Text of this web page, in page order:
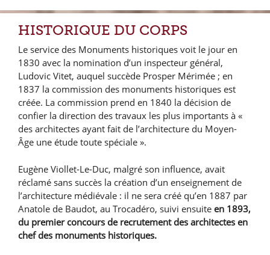
HISTORIQUE DU CORPS
Le service des Monuments historiques voit le jour en
1830 avec la nomination d’un inspecteur général,
Ludovic Vitet, auquel succède Prosper Mérimée ; en
1837 la commission des monuments historiques est
créée. La commission prend en 1840 la décision de
confier la direction des travaux les plus importants à «
des architectes ayant fait de l’architecture du Moyen-
Âge une étude toute spéciale ».
Eugène Viollet-Le-Duc, malgré son influence, avait
réclamé sans succès la création d’un enseignement de
l’architecture médiévale : il ne sera créé qu’en 1887 par
Anatole de Baudot, au Trocadéro, suivi ensuite en 1893,
du premier concours de recrutement des architectes en
chef des monuments historiques.